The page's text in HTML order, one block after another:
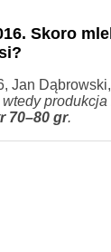
Skoro
Jan
70–80 gr.